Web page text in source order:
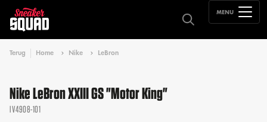
MENU
Terug Home Nike LeBron
Nike LeBron XXIII GS "Motor King"
IV4908-101